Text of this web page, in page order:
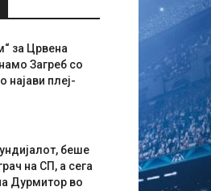
за Црвена
Загреб со
најави плеј-
беше
на СП, а сега
Дурмитор во